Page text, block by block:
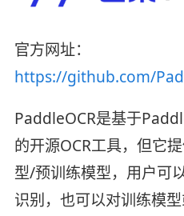
官方网址：
https://github.com/
PaddleOCR是基于
的开源OCR工具，但它
型/预训练模型，用户可
识别，也可以对训练模